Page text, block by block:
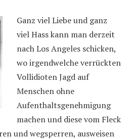
Ganz viel Liebe und ganz
viel Hass kann man derzeit
nach Los Angeles schicken,
wo irgendwelche verrückten
Vollidioten Jagd auf
Menschen ohne
Aufenthaltsgenehmigung
machen und diese vom Fleck
und wegsperren, ausweisen